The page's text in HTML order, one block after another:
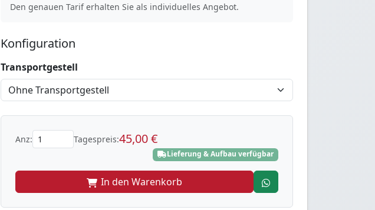
Den genauen Tarif erhalten Sie als individuelles Angebot.
Konfiguration
Transportgestell
Anz: Tagespreis:45,00 €
Lieferung & Aufbau verfügbar
In den Warenkorb